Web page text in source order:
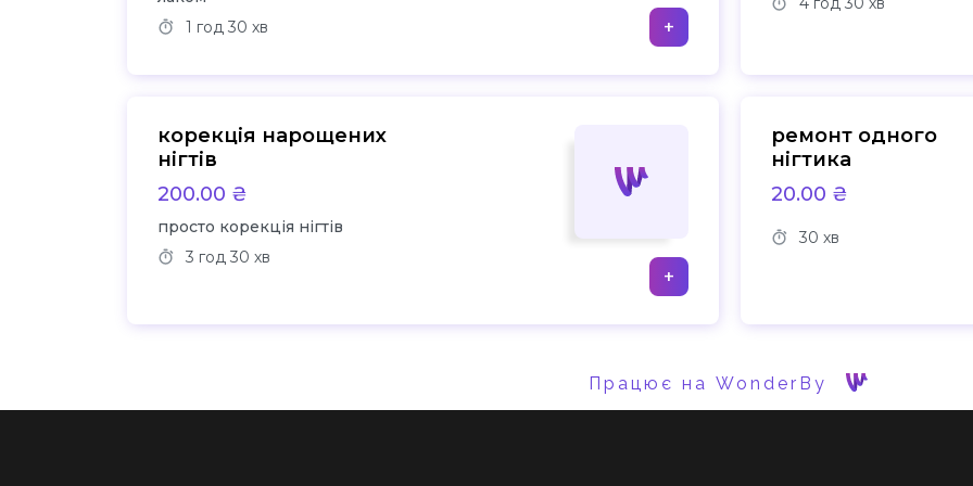
1 год 30 хв +
корекція нарощених
нігтів
200.00 ₴
просто корекція нігтів
3 год 30 хв
+
ремонт одного
нігтика
20.00 ₴
30 хв
Працює на WonderBy